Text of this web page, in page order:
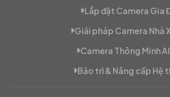
Lắp đặt Camera Gia
Giải pháp Camera Nhà
Camera Thông Minh
Bảo trì & Nâng cấp Hệ